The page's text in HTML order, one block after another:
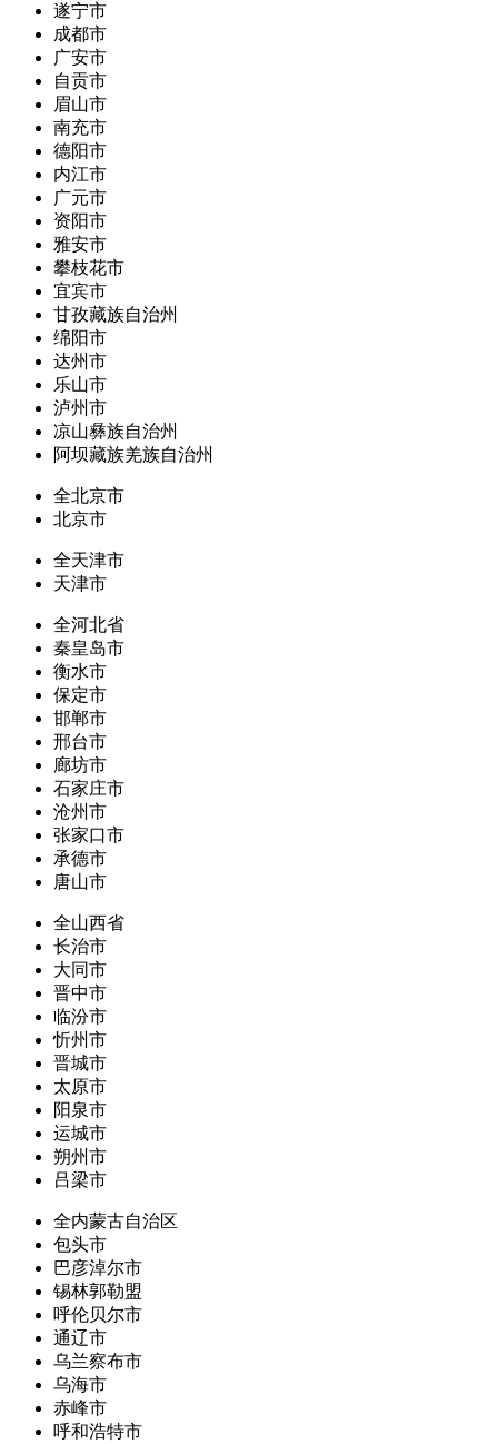
遂宁市
成都市
广安市
自贡市
眉山市
南充市
德阳市
内江市
广元市
资阳市
雅安市
攀枝花市
宜宾市
甘孜藏族自治州
绵阳市
达州市
乐山市
泸州市
凉山彝族自治州
阿坝藏族羌族自治州
全北京市
北京市
全天津市
天津市
全河北省
秦皇岛市
衡水市
保定市
邯郸市
邢台市
廊坊市
石家庄市
沧州市
张家口市
承德市
唐山市
全山西省
长治市
大同市
晋中市
临汾市
忻州市
晋城市
太原市
阳泉市
运城市
朔州市
吕梁市
全内蒙古自治区
包头市
巴彦淖尔市
锡林郭勒盟
呼伦贝尔市
通辽市
乌兰察布市
乌海市
赤峰市
呼和浩特市